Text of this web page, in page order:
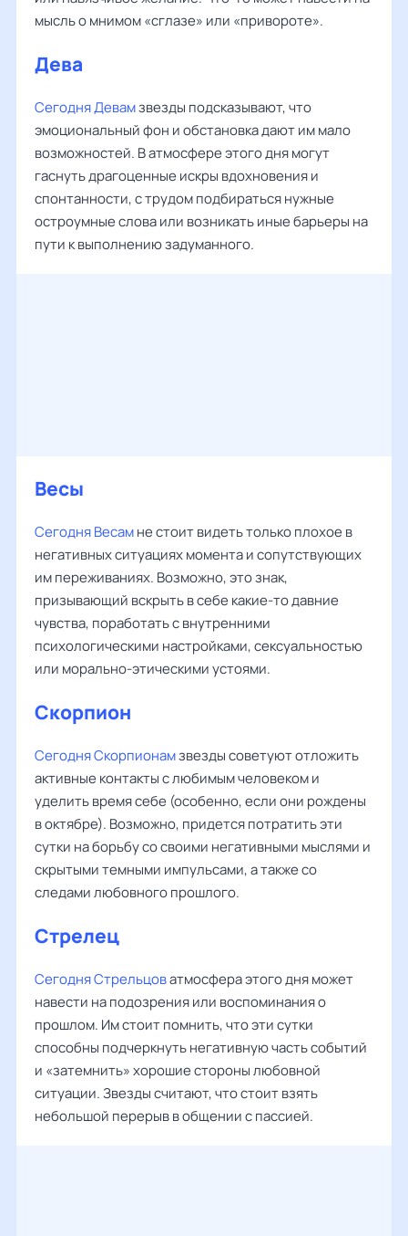
мысль о мнимом «сглазе» или «привороте».
Дева
Сегодня Девамзвезды подсказывают, что
эмоциональный фон и обстановка дают им мало
возможностей. В атмосфере этого дня могут
гаснуть драгоценные искры вдохновения и
спонтанности, с трудом подбираться нужные
остроумные слова или возникать иные барьеры на
пути к выполнению задуманного.
Весы
Сегодня Весамне стоит видеть только плохое в
негативных ситуациях момента и сопутствующих
им переживаниях. Возможно, это знак,
призывающий вскрыть в себе какие-то давние
чувства, поработать с внутренними
психологическими настройками, сексуальностью
или морально-этическими устоями.
Скорпион
Сегодня Скорпионамзвезды советуют отложить
активные контакты с любимым человеком и
уделить время себе (особенно, если они рождены
в октябре). Возможно, придется потратить эти
сутки на борьбу со своими негативными мыслями и
скрытыми темными импульсами, а также со
следами любовного прошлого.
Стрелец
Сегодня Стрельцоватмосфера этого дня может
навести на подозрения или воспоминания о
прошлом. Им стоит помнить, что эти сутки
способны подчеркнуть негативную часть событий
и «затемнить» хорошие стороны любовной
ситуации. Звезды считают, что стоит взять
небольшой перерыв в общении с пассией.